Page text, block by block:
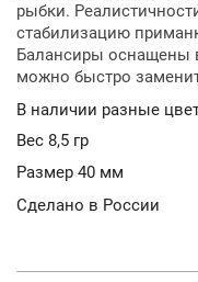
рыбки.
стабилизацию
Балансиры
можно быстро
В наличии разные
Вес 8,5 гр
Размер 40 мм
Сделано в России